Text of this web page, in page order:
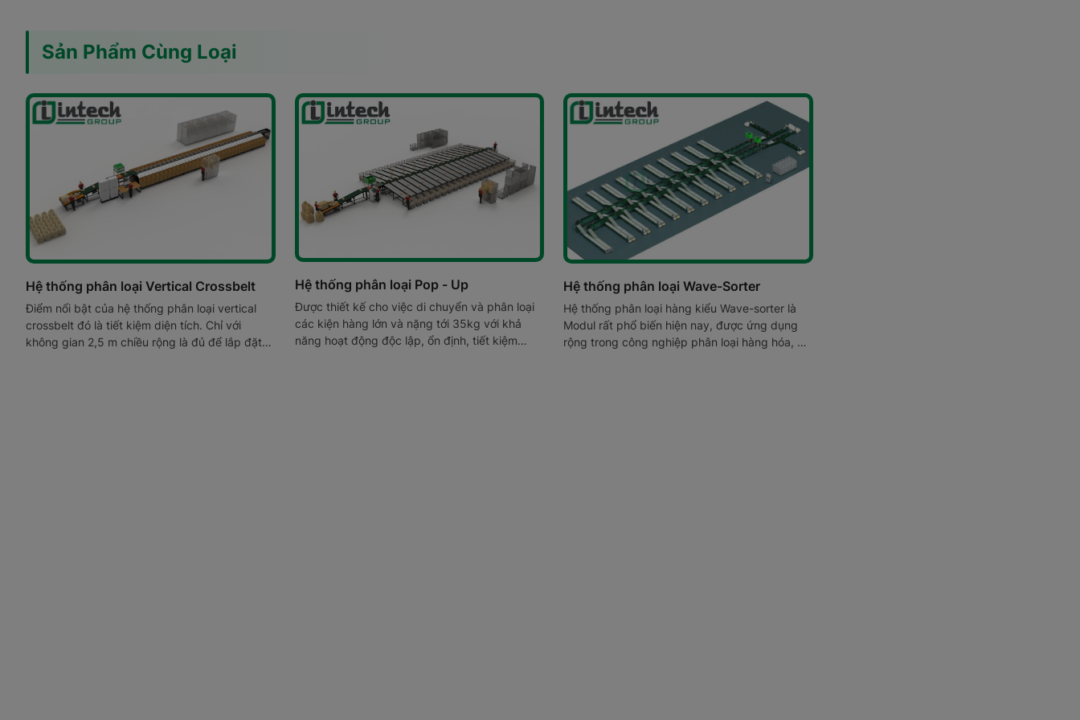
Sản Phẩm Cùng Loại
Hệ thống phân loại Vertical Crossbelt
Điểm nổi bật của hệ thống phân loại vertical
crossbelt đó là tiết kiệm diện tích. Chỉ với
không gian 2,5 m chiều rộng là đủ để lắp đặt
Hệ thống phân loại Pop - Up
Được thiết kế cho việc di chuyển và phân loại
các kiện hàng lớn và nặng tới 35kg với khả
năng hoạt động độc lập, ổn định, tiết kiệm
Hệ thống phân loại Wave-Sorter
Hệ thống phân loại hàng kiểu Wave-sorter là
Modul rất phổ biến hiện nay, được ứng dụng
rộng trong công nghiệp phân loại hàng hóa, nó